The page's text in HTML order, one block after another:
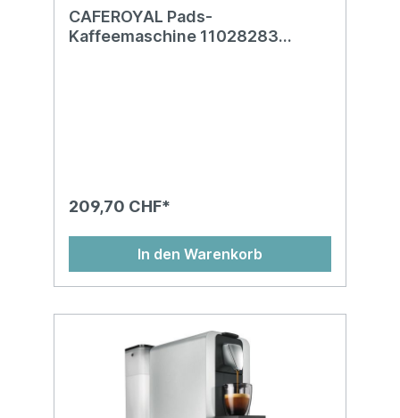
CAFEROYAL Pads-
Kaffeemaschine 11028283
209,70 CHF*
In den Warenkorb